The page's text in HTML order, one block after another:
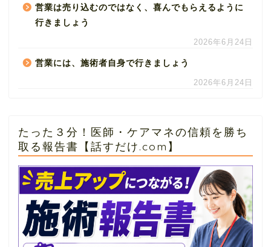
営業は売り込むのではなく、喜んでもらえるように
行きましょう
2026年6月24日
営業には、施術者自身で行きましょう
2026年6月24日
たった３分！医師・ケアマネの信頼を勝ち
取る報告書【話すだけ.com】